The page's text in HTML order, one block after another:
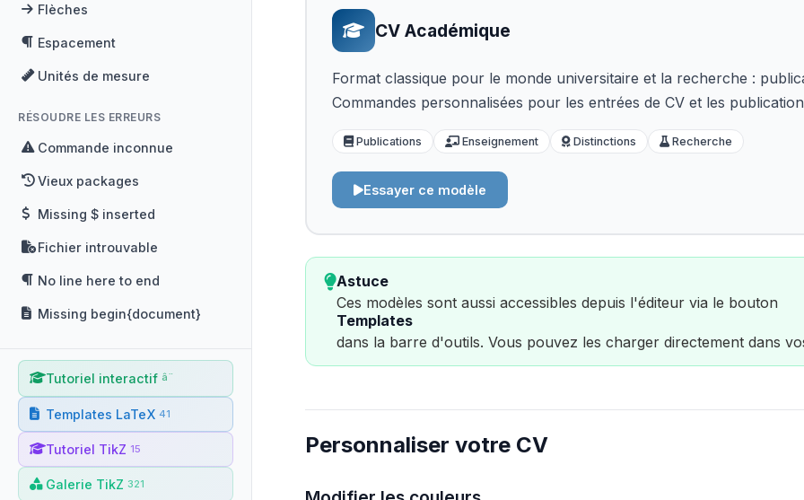
Flèches
Espacement
Unités de mesure
RÉSOUDRE LES ERREURS
Commande inconnue
Vieux packages
Missing $ inserted
Fichier introuvable
No line here to end
Missing begin{document}
Tutoriel interactif â¨
Templates LaTeX 41
Tutoriel TikZ 15
Galerie TikZ 321
CV Académique
Format classique pour le monde universitaire et la recherche :
Commandes personnalisées pour les entrées de CV et les
Publications Enseignement Distinctions Recherche
Essayer ce modèle
Astuce
Ces modèles sont aussi accessibles depuis l'éditeur via le bouton
Templates
dans la barre d'outils. Vous pouvez les charger directement dans
Personnaliser votre CV